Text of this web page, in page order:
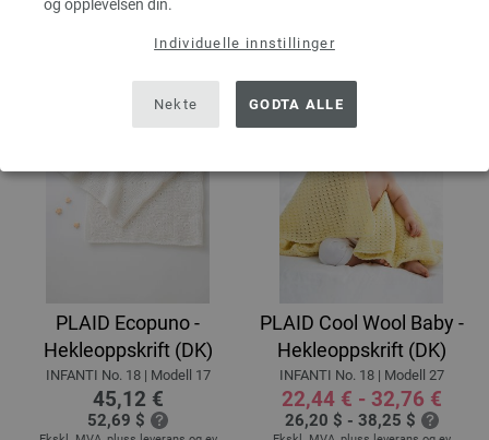
og opplevelsen din.
Individuelle innstillinger
Nekte GODTA ALLE
PLAID Ecopuno -
Hekleoppskrift (DK)
INFANTI No. 18 | Modell 17
45,12 €
52,69 $
PLAID Cool Wool Baby -
Hekleoppskrift (DK)
INFANTI No. 18 | Modell 27
22,44 € - 32,76 €
26,20 $ - 38,25 $